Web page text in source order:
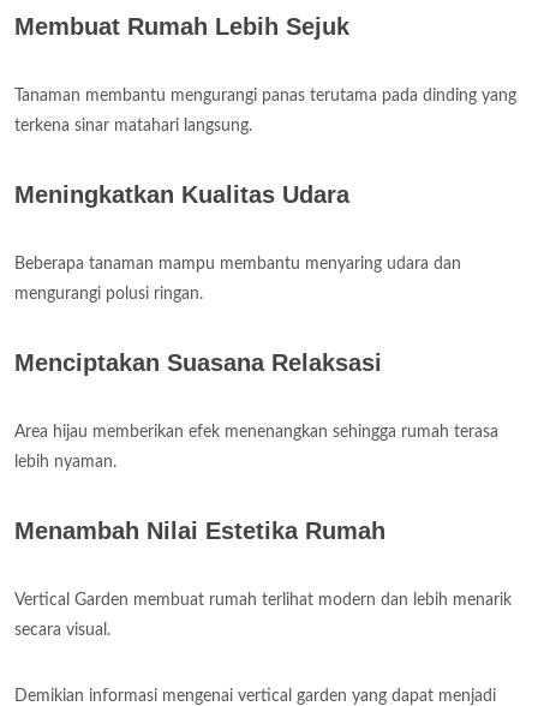
Membuat Rumah Lebih Sejuk
Tanaman membantu mengurangi panas terutama pada dinding yang
terkena sinar matahari langsung.
Meningkatkan Kualitas Udara
Beberapa tanaman mampu membantu menyaring udara dan
mengurangi polusi ringan.
Menciptakan Suasana Relaksasi
Area hijau memberikan efek menenangkan sehingga rumah terasa
lebih nyaman.
Menambah Nilai Estetika Rumah
Vertical Garden membuat rumah terlihat modern dan lebih menarik
secara visual.
Demikian informasi mengenai vertical garden yang dapat menjadi